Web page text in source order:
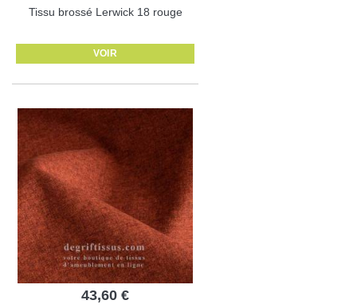
Tissu brossé Lerwick 18 rouge
VOIR
43,60 €